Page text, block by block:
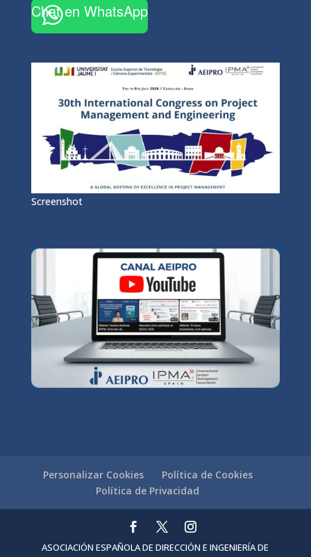
Chat en WhatsApp
Screenshot
Personalizar Cookies
Política de Cookies
Política de Privacidad
ASOCIACIÓN ESPAÑOLA DE DIRECCIÓN E INGENIERÍA DE